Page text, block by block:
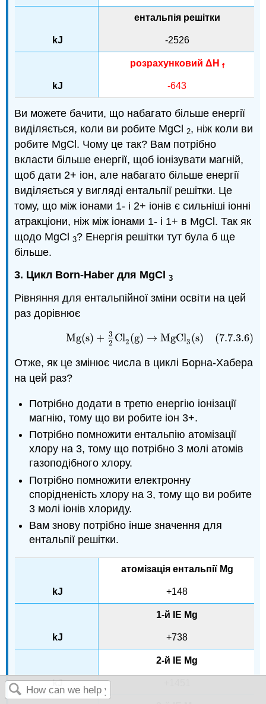
ентальпія решітки
-2526
розрахунковий ΔH f
-643
Ви можете бачити, що набагато більше енергії
виділяється, коли ви робите MgCl 2, ніж коли ви
робите MgCl. Чому це так? Вам потрібно
вкласти більше енергії, щоб іонізувати магній,
щоб дати 2+ іон, але набагато більше енергії
виділяється у вигляді ентальпії решітки. Це
тому, що між іонами 1- і 2+ іонів є сильніші іонні
атракціони, ніж між іонами 1- і 1+ в MgCl. Так як
щодо MgCl3? Енергія решітки тут була б ще
більше.
3. Цикл Born-Haber для MgCl3
Рівняння для ентальпійної зміни освіти на цей
раз дорівнює
Mg(s) + 3
2 Cl2(g) → MgCl3(s) (7.7.3.6)
(7.7.3.6)Mg s)+32Cl 2(g)→MgCl3 )
Отже, як це змінює числа в циклі Борна-Хабера
на цей раз?
Потрібно додати в третю енергію іонізації
магнію, тому що ви робите іон 3+.
Потрібно помножити ентальпію атомізації
хлору на 3, тому що потрібно 3 молі атомів
газоподібного хлору.
Потрібно помножити електронну
спорідненість хлору на 3, тому що ви робите
3 молі іонів хлориду.
Вам знову потрібно інше значення для
ентальпії решітки.
атомізація ентальпії Mg
+148
1-й IE Mg
+738
2-й IE Mg